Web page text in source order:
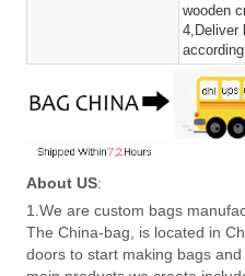
wooden
4,Deliver
About US:
1.We are custom bags
The China-bag, is located in
doors to start making bags